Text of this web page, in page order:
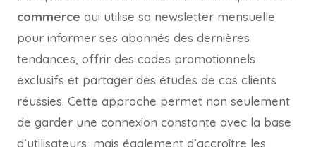
commerce qui utilise sa newsletter mensuelle
pour informer ses abonnés des dernières
tendances, offrir des codes promotionnels
exclusifs et partager des études de cas clients
réussies. Cette approche permet non seulement
de garder une connexion constante avec la base
d’utilisateurs, mais également d’accroître les